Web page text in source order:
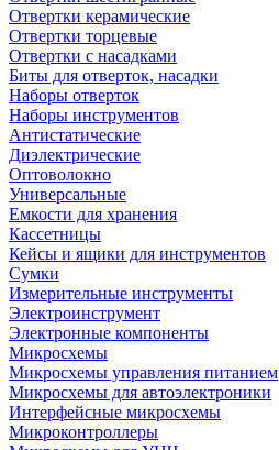
Отвертки керамические
Отвертки торцевые
Отвертки с насадками
Биты для отверток, насадки
Наборы отверток
Наборы инструментов
Антистатические
Диэлектрические
Оптоволокно
Универсальные
Емкости для хранения
Кассетницы
Кейсы и ящики для инструментов
Сумки
Измерительные инструменты
Электроинструмент
Электронные компоненты
Микросхемы
Микросхемы управления питанием
Микросхемы для автоэлектроники
Интерфейсные микросхемы
Микроконтроллеры